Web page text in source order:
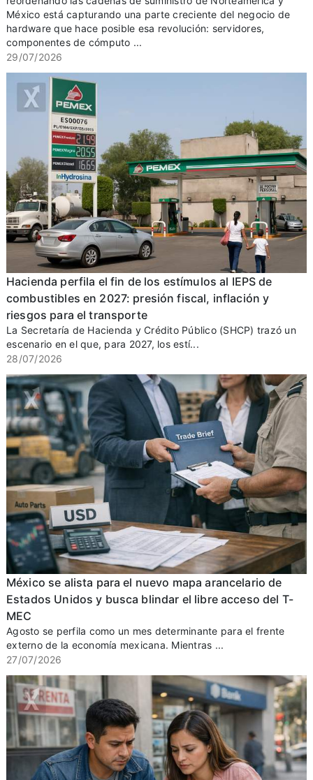
México está capturando una parte creciente del negocio de
hardware que hace posible esa revolución: servidores,
componentes de cómputo ...
29/07/2026
Hacienda perfila el fin de los estímulos al IEPS de
combustibles en 2027: presión fiscal, inflación y
riesgos para el transporte
La Secretaría de Hacienda y Crédito Público (SHCP) trazó un
escenario en el que, para 2027, los estí...
28/07/2026
México se alista para el nuevo mapa arancelario de
Estados Unidos y busca blindar el libre acceso del T-
MEC
Agosto se perfila como un mes determinante para el frente
externo de la economía mexicana. Mientras ...
27/07/2026